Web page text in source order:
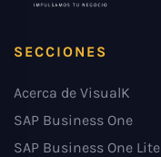
SECCIONES
Acerca de VisualK
SAP Business One
SAP Business One Lite